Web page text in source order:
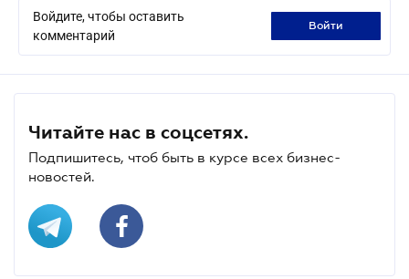
Войдите, чтобы оставить
комментарий
войти
Читайте нас в соцсетях.
Подпишитесь, чтоб быть в курсе всех бизнес-
новостей.